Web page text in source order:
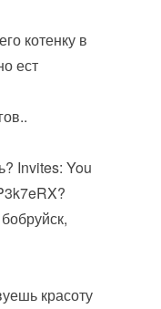
котенку в
ест
Invites: You
красоту